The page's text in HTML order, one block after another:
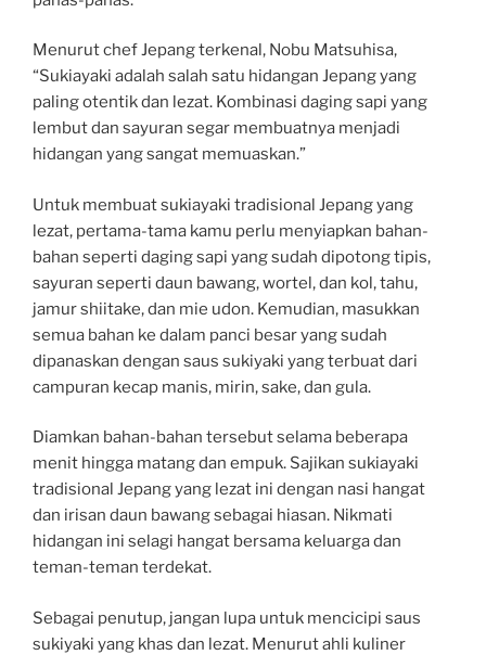
Menurut chef Jepang terkenal, Nobu Matsuhisa,
“Sukiayaki adalah salah satu hidangan Jepang yang
paling otentik dan lezat. Kombinasi daging sapi yang
lembut dan sayuran segar membuatnya menjadi
hidangan yang sangat memuaskan.”
Untuk membuat sukiayaki tradisional Jepang yang
lezat, pertama-tama kamu perlu menyiapkan bahan-
bahan seperti daging sapi yang sudah dipotong tipis,
sayuran seperti daun bawang, wortel, dan kol, tahu,
jamur shiitake, dan mie udon. Kemudian, masukkan
semua bahan ke dalam panci besar yang sudah
dipanaskan dengan saus sukiyaki yang terbuat dari
campuran kecap manis, mirin, sake, dan gula.
Diamkan bahan-bahan tersebut selama beberapa
menit hingga matang dan empuk. Sajikan sukiayaki
tradisional Jepang yang lezat ini dengan nasi hangat
dan irisan daun bawang sebagai hiasan. Nikmati
hidangan ini selagi hangat bersama keluarga dan
teman-teman terdekat.
Sebagai penutup, jangan lupa untuk mencicipi saus
sukiyaki yang khas dan lezat. Menurut ahli kuliner